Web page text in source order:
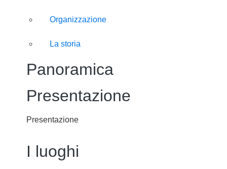
Organizzazione
La storia
Panoramica
Presentazione
Presentazione
I luoghi